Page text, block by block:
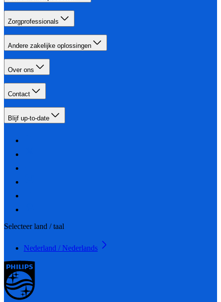
Zorgprofessionals
Andere zakelijke oplossingen
Over ons
Contact
Blijf up-to-date
Selecteer land / taal
Nederland / Nederlands